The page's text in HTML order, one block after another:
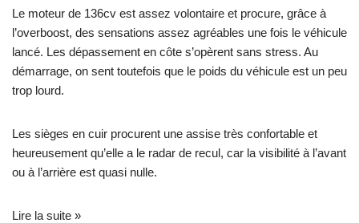
Le moteur de 136cv est assez volontaire et procure, grâce à
l’overboost, des sensations assez agréables une fois le véhicule
lancé. Les dépassement en côte s’opèrent sans stress. Au
démarrage, on sent toutefois que le poids du véhicule est un peu
trop lourd.
Les sièges en cuir procurent une assise très confortable et
heureusement qu’elle a le radar de recul, car la visibilité à l’avant
ou à l’arrière est quasi nulle.
Lire la suite »